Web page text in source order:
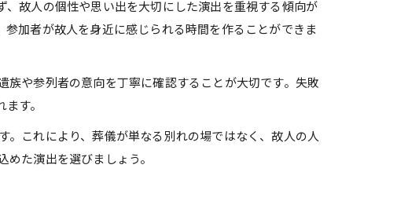
故人の個性や思い出を大切にした演出を重視する傾向が
加者が故人を身近に感じられる時間を作ることができま
や参列者の意向を丁寧に確認することが大切です。失敗
す。
これにより、葬儀が単なる別れの場ではなく、故人の人
た演出を選びましょう。